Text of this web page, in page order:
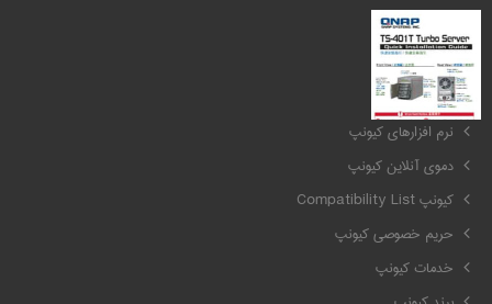
کیونپ QNAP
نرم افزارهای کیونپ
دموی آنلاین کیونپ
کیونپ Compatibility List
حریم خصوصی کیونپ
خدمات کیونپ